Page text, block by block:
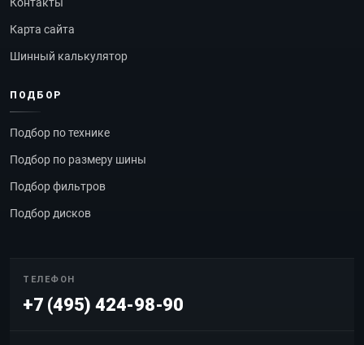
Карта сайта
Шинный калькулятор
ПОДБОР
Подбор по технике
Подбор по размеру шины
Подбор фильтров
Подбор дисков
ТЕЛЕФОН
+7 (495) 424-98-90